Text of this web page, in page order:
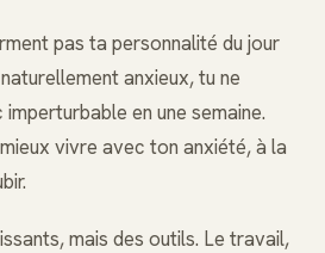
pas ta personnalité du jour
anxieux, tu ne
en une semaine.
vivre avec ton anxiété, à la
mais des outils. Le travail,